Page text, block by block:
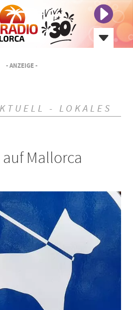
- ANZEIGE -
- LOKALES
Mallorca